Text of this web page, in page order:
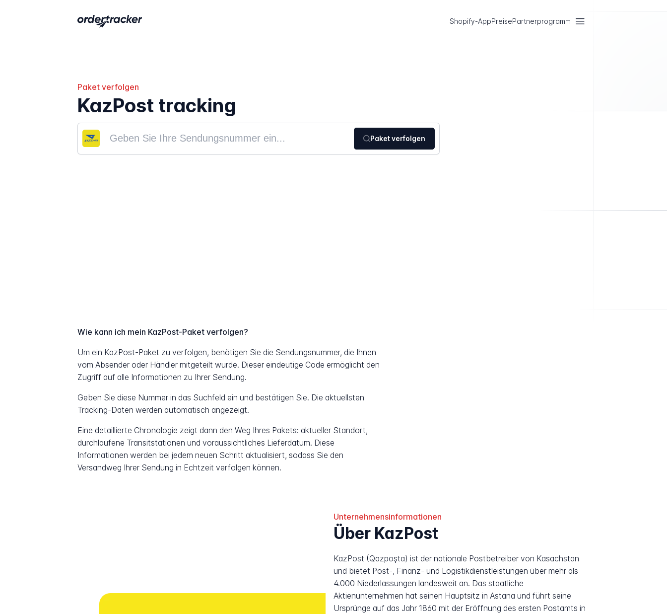
Shopify-AppPreisePartnerprogramm
Paket verfolgen
KazPost tracking
Paket verfolgen
Wie kann ich mein KazPost-Paket verfolgen?
Um ein KazPost-Paket zu verfolgen, benötigen Sie die Sendungsnummer, die Ihnen
vom Absender oder Händler mitgeteilt wurde. Dieser eindeutige Code ermöglicht den
Zugriff auf alle Informationen zu Ihrer Sendung.
Geben Sie diese Nummer in das Suchfeld ein und bestätigen Sie. Die aktuellsten
Tracking-Daten werden automatisch angezeigt.
Eine detaillierte Chronologie zeigt dann den Weg Ihres Pakets: aktueller Standort,
durchlaufene Transitstationen und voraussichtliches Lieferdatum. Diese
Informationen werden bei jedem neuen Schritt aktualisiert, sodass Sie den
Versandweg Ihrer Sendung in Echtzeit verfolgen können.
Unternehmensinformationen
Über KazPost
KazPost (Qazpoşta) ist der nationale Postbetreiber von Kasachstan
und bietet Post-, Finanz- und Logistikdienstleistungen über mehr als
4.000 Niederlassungen landesweit an. Das staatliche
Aktienunternehmen hat seinen Hauptsitz in Astana und führt seine
Ursprünge auf das Jahr 1860 mit der Eröffnung des ersten Postamts in